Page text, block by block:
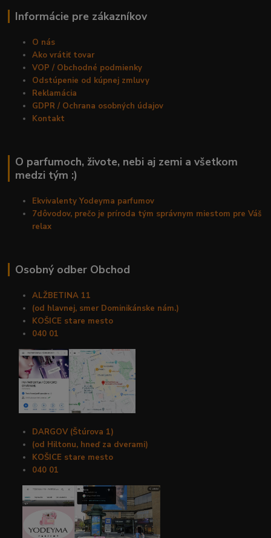
Informácie pre zákazníkov
O nás
Ako vrátiť tovar
VOP / Obchodné podmienky
Odstúpenie od kúpnej zmluvy
Reklamácia
GDPR / Ochrana osobných údajov
Kontakt
O parfumoch, živote, nebi aj zemi a všetkom
medzi tým :)
Ekvivalenty Yodeyma parfumov
7dôvodov, prečo je príroda tým správnym miestom pre Váš
relax
Osobný odber Obchod
ALŽBETINA 11
(od hlavnej, smer Dominikánske nám.)
KOŠICE stare mesto
040 01
DARGOV (Štúrova 1)
(od Hiltonu, hneď za dverami)
KOŠICE stare mesto
040 01